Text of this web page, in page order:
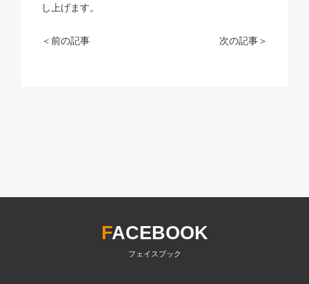
し上げます。
＜前の記事 次の記事＞
FACEBOOK